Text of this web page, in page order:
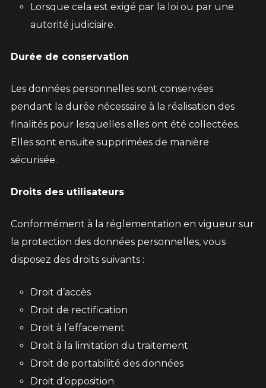
Lorsque cela est exigé par la loi ou par une
autorité judiciaire.
Durée de conservation
Les données personnelles sont conservées
pendant la durée nécessaire à la réalisation des
finalités pour lesquelles elles ont été collectées.
Elles sont ensuite supprimées de manière
sécurisée.
Droits des utilisateurs
Conformément à la réglementation en vigueur sur
la protection des données personnelles, vous
disposez des droits suivants :
Droit d’accès
Droit de rectification
Droit à l’effacement
Droit à la limitation du traitement
Droit de portabilité des données
Droit d’opposition